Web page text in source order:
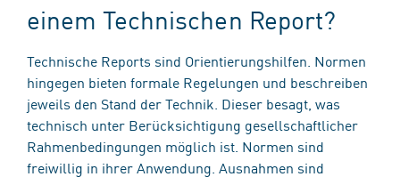
einem Technischen Report?
Technische Reports sind Orientierungshilfen. Normen
hingegen bieten formale Regelungen und beschreiben
jeweils den Stand der Technik. Dieser besagt, was
technisch unter Berücksichtigung gesellschaftlicher
Rahmenbedingungen möglich ist. Normen sind
freiwillig in ihrer Anwendung. Ausnahmen sind